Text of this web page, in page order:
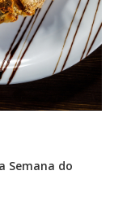
Semana do